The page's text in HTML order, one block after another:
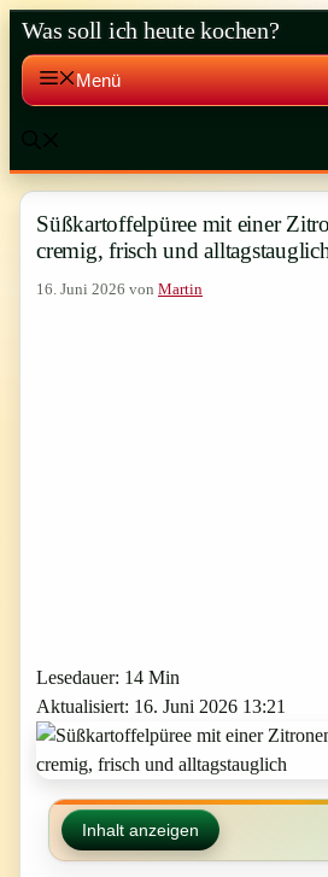
Zum
Inhalt
springen
Was soll ich heute kochen?
Menü
Süßkartoffelpüree mit einer
cremig, frisch und
16. Juni 2026 von Martin
Lesedauer: 14 Min
Aktualisiert: 16. Juni 2026 13:21
Inhalt anzeigen